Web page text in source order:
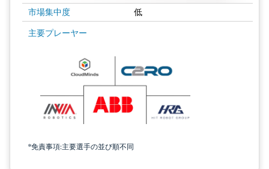
市場集中度 低
主要プレーヤー
*免責事項:主要選手の並び順不同